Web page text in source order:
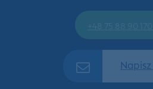
+48 75 88 90